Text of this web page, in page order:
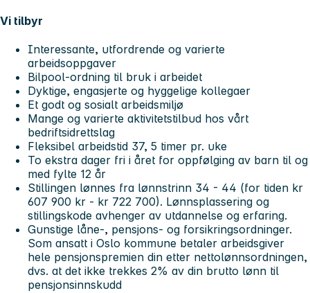
Vi tilbyr
Interessante, utfordrende og varierte
arbeidsoppgaver
Bilpool-ordning til bruk i arbeidet
Dyktige, engasjerte og hyggelige kollegaer
Et godt og sosialt arbeidsmiljø
Mange og varierte aktivitetstilbud hos vårt
bedriftsidrettslag
Fleksibel arbeidstid 37, 5 timer pr. uke
To ekstra dager fri i året for oppfølging av barn til og
med fylte 12 år
Stillingen lønnes fra lønnstrinn 34 - 44 (for tiden kr
607 900 kr - kr 722 700). Lønnsplassering og
stillingskode avhenger av utdannelse og erfaring.
Gunstige låne-, pensjons- og forsikringsordninger.
Som ansatt i Oslo kommune betaler arbeidsgiver
hele pensjonspremien din etter nettolønnsordningen,
dvs. at det ikke trekkes 2% av din brutto lønn til
pensjonsinnskudd